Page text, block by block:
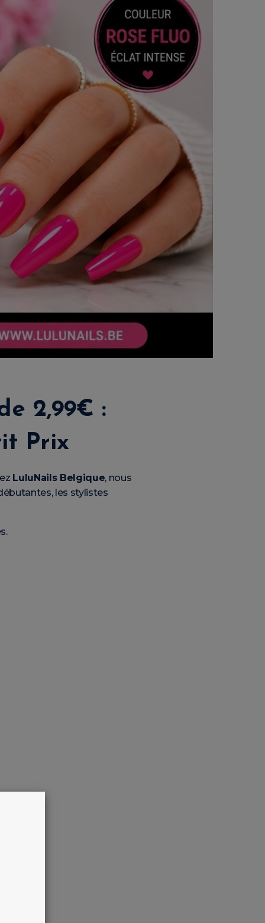
2,99€ :
Prix
LuluNails Belgique, nous
les stylistes